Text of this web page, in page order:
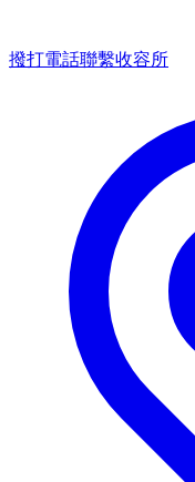
撥打電話聯繫收容所